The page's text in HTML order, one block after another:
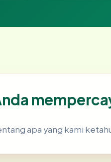
apa yang kami